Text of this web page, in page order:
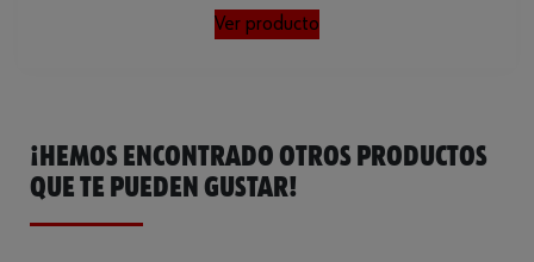
Ver producto
¡HEMOS ENCONTRADO OTROS PRODUCTOS
QUE TE PUEDEN GUSTAR!